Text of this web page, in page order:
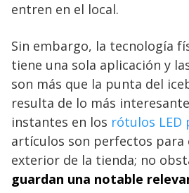
entren en el local.
Sin embargo, la tecnología
tiene una sola aplicación y
son más que la punta del
resulta de lo más
instantes en los rótulos
artículos son perfectos
exterior de la tienda; no
guardan una notable